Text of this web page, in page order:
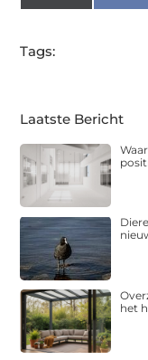
(Twitter)
Tags:
Laatste Bericht
het